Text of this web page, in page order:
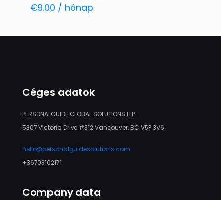
€9.00 / hónap
Céges adatok
PERSONALGUIDE GLOBAL SOLUTIONS LLP
5307 Victoria Drive #312 Vancouver, BC V5P 3V6
hello@personalguidesolutions.com
+36703102171
Company data